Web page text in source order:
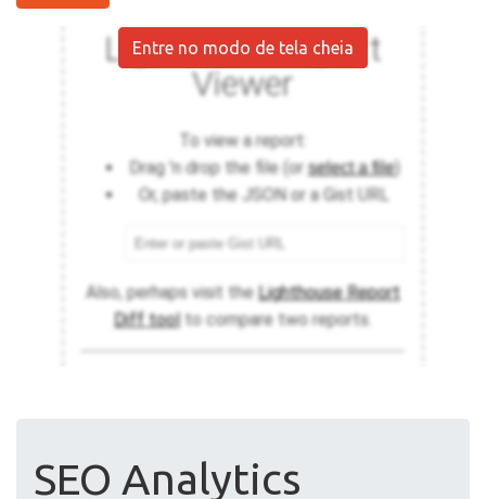
Entre no modo de tela cheia
SEO Analytics